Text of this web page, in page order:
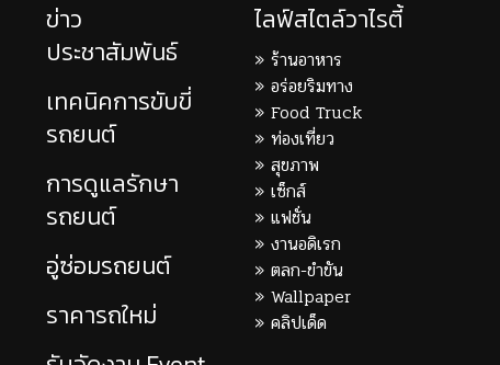
ข่าว
ประชาสัมพันธ์
เทคนิคการขับขี่
รถยนต์
การดูแลรักษา
รถยนต์
อู่ซ่อมรถยนต์
ราคารถใหม่
ไลฟ์สไตล์วาไรตี้
ร้านอาหาร
อร่อยริมทาง
Food Truck
ท่องเที่ยว
สุขภาพ
เซ็กส์
แฟชั่น
งานอดิเรก
ตลก-ขำขัน
Wallpaper
คลิปเด็ด